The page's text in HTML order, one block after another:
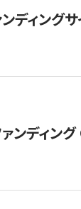
ィングサ
ンディン